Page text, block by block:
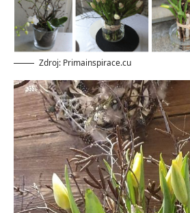
Zdroj: Primainspirace.cu